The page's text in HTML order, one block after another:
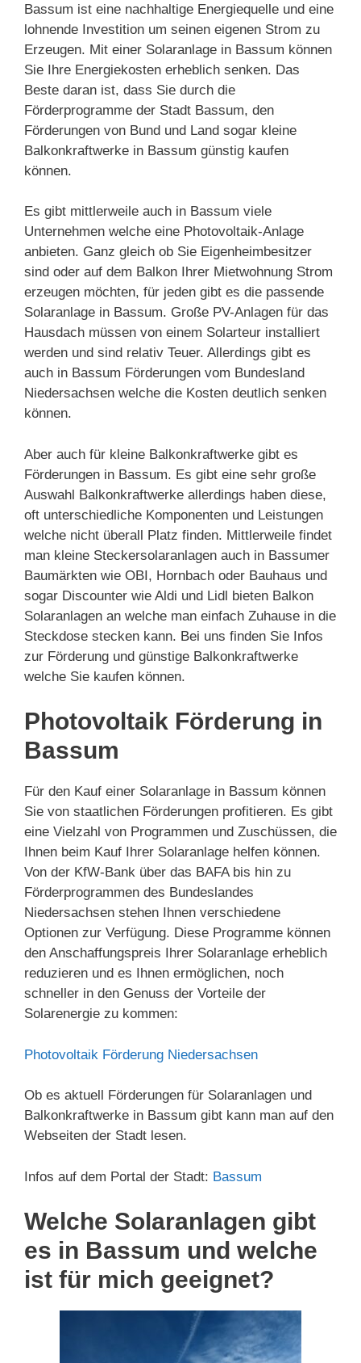
Bassum ist eine nachhaltige Energiequelle und eine
lohnende Investition um seinen eigenen Strom zu
Erzeugen. Mit einer Solaranlage in Bassum können
Sie Ihre Energiekosten erheblich senken. Das
Beste daran ist, dass Sie durch die
Förderprogramme der Stadt Bassum, den
Förderungen von Bund und Land sogar kleine
Balkonkraftwerke in Bassum günstig kaufen
können.
Es gibt mittlerweile auch in Bassum viele
Unternehmen welche eine Photovoltaik-Anlage
anbieten. Ganz gleich ob Sie Eigenheimbesitzer
sind oder auf dem Balkon Ihrer Mietwohnung Strom
erzeugen möchten, für jeden gibt es die passende
Solaranlage in Bassum. Große PV-Anlagen für das
Hausdach müssen von einem Solarteur installiert
werden und sind relativ Teuer. Allerdings gibt es
auch in Bassum Förderungen vom Bundesland
Niedersachsen welche die Kosten deutlich senken
können.
Aber auch für kleine Balkonkraftwerke gibt es
Förderungen in Bassum. Es gibt eine sehr große
Auswahl Balkonkraftwerke allerdings haben diese,
oft unterschiedliche Komponenten und Leistungen
welche nicht überall Platz finden. Mittlerweile findet
man kleine Steckersolaranlagen auch in Bassumer
Baumärkten wie OBI, Hornbach oder Bauhaus und
sogar Discounter wie Aldi und Lidl bieten Balkon
Solaranlagen an welche man einfach Zuhause in die
Steckdose stecken kann. Bei uns finden Sie Infos
zur Förderung und günstige Balkonkraftwerke
welche Sie kaufen können.
Photovoltaik Förderung in
Bassum
Für den Kauf einer Solaranlage in Bassum können
Sie von staatlichen Förderungen profitieren. Es gibt
eine Vielzahl von Programmen und Zuschüssen, die
Ihnen beim Kauf Ihrer Solaranlage helfen können.
Von der KfW-Bank über das BAFA bis hin zu
Förderprogrammen des Bundeslandes
Niedersachsen stehen Ihnen verschiedene
Optionen zur Verfügung. Diese Programme können
den Anschaffungspreis Ihrer Solaranlage erheblich
reduzieren und es Ihnen ermöglichen, noch
schneller in den Genuss der Vorteile der
Solarenergie zu kommen:
Photovoltaik Förderung Niedersachsen
Ob es aktuell Förderungen für Solaranlagen und
Balkonkraftwerke in Bassum gibt kann man auf den
Webseiten der Stadt lesen.
Infos auf dem Portal der Stadt: Bassum
Welche Solaranlagen gibt
es in Bassum und welche
ist für mich geeignet?